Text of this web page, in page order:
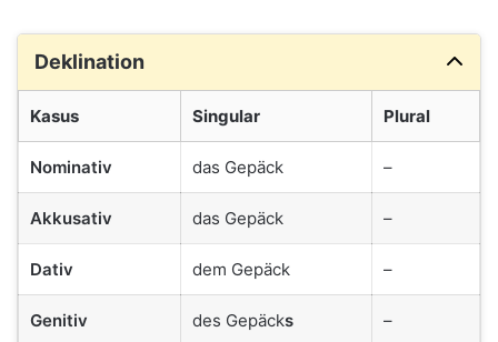
Deklination
Kasus Singular Plural
Nominativ das Gepäck –
Akkusativ das Gepäck –
Dativ dem Gepäck –
Genitiv des Gepäcks –